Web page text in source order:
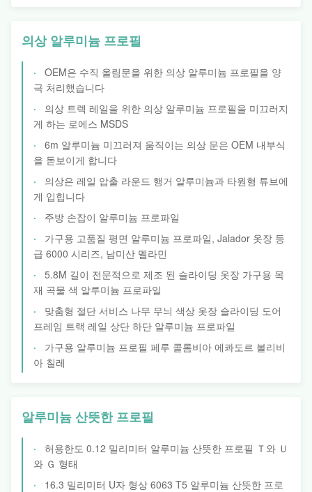
의상 알루미늄 프로필
OEM은 수직 올림문을 위한 의상 알루미늄 프로필을 양
극 처리했습니다
의상 트렉 레일을 위한 의상 알루미늄 프로필을 미끄러지
게 하는 로에스 MSDS
6m 알루미늄 미끄러져 움직이는 의상 문은 OEM 내부식
을 돋보이게 합니다
의상은 레일 압출 라운드 행거 알루미늄과 타원형 튜브에
게 입힙니다
주방 손잡이 알루미늄 프로파일
가구용 고품질 평면 알루미늄 프로파일, Jalador 옷장 등
급 6000 시리즈, 남미산 멜라민
5.8M 길이 전문적으로 제조 된 슬라이딩 옷장 가구용 목
재 곡물 색 알루미늄 프로파일
맞춤형 절단 서비스 나무 무늬 색상 옷장 슬라이딩 도어
프레임 트랙 레일 상단 하단 알루미늄 프로파일
가구용 알루미늄 프로필 페루 콜롬비아 에콰도르 볼리비
아 칠레
알루미늄 산뜻한 프로필
허용한도 0.12 밀리미터 알루미늄 산뜻한 프로필 Ｔ와 Ｕ
와 Ｇ 형태
16.3 밀리미터 U자 형상 6063 T5 알루미늄 산뜻한 프로